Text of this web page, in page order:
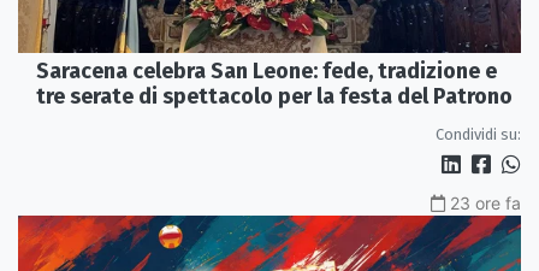
Saracena celebra San Leone: fede, tradizione e
tre serate di spettacolo per la festa del Patrono
Condividi su:
23 ore fa